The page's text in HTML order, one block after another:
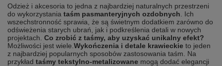
Odzież i akcesoria to jedna z najbardziej naturalnych przestrzeni
do wykorzystania taśm pasmanteryjnych ozdobnych . Ich
wszechstronność sprawia, że są świetnym dodatkiem zarówno do
odświeżenia starych ubrań, jak i podkreślenia detali w nowych
projektach. Co zrobić z taśmy, aby uzyskać unikalny efekt?
Możliwości jest wiele. Wykończenia i detale krawieckie to jeden
z najbardziej popularnych sposobów zastosowania taśm. Na
przykład taśmy tekstylno-metalizowane mogą dodać elegancji